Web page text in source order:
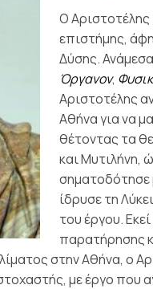
Ο
επιστήμης,
Δύσης.
Όργανον,
Αριστοτέλης
Αθήνα για να
θέτοντας τα
και Μυτιλήνη,
σηματοδότησε
ίδρυσε τη
του έργου.
παρατήρησης
στην Αθήνα, ο
με έργο που